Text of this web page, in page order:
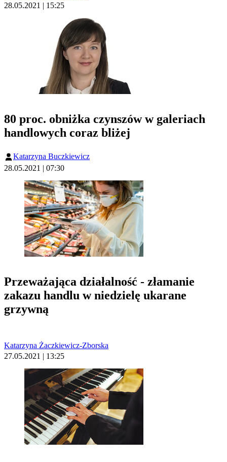
28.05.2021 | 15:25
80 proc. obniżka czynszów w galeriach
handlowych coraz bliżej
Katarzyna Buczkiewicz
28.05.2021 | 07:30
Przeważająca działalność - złamanie
zakazu handlu w niedzielę ukarane
grzywną
Katarzyna Żaczkiewicz-Zborska
27.05.2021 | 13:25